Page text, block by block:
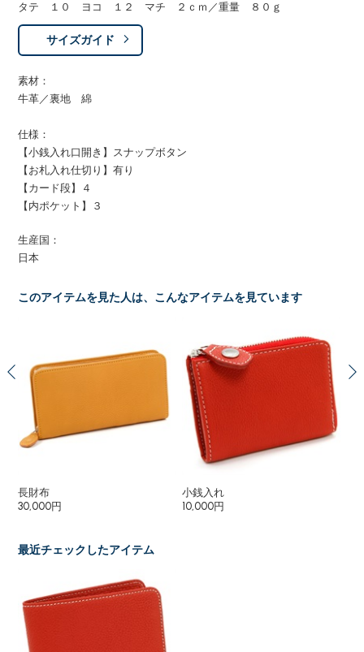
タテ １０ ヨコ １２ マチ ２ｃｍ／重量 ８０ｇ
サイズガイド
素材：
牛革／裏地 綿
仕様：
【小銭入れ口開き】スナップボタン
【お札入れ仕切り】有り
【カード段】４
【内ポケット】３
生産国：
日本
このアイテムを見た人は、こんなアイテムを見ています
長財布
30,000円
小銭入れ
10,000円
最近チェックしたアイテム